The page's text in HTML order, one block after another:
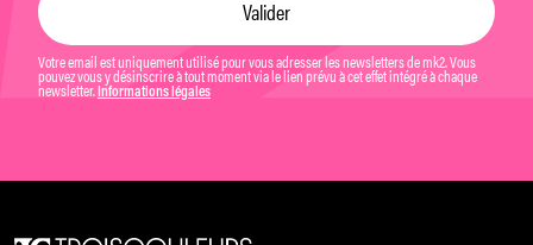
Votre email est uniquement utilisé pour vous adresser les newsletters de mk2. Vous
pouvez vous y désinscrire à tout moment via le lien prévu à cet effet intégré à chaque
newsletter. Informations légales